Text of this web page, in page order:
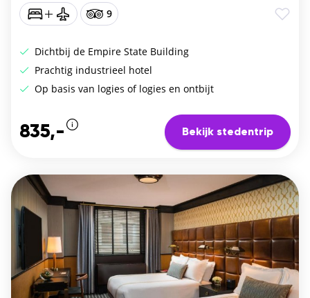
9
Dichtbij de Empire State Building
Prachtig industrieel hotel
Op basis van logies of logies en ontbijt
835,- Bekijk stedentrip